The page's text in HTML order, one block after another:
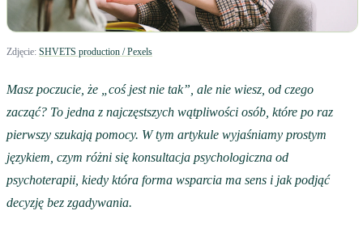
Zdjęcie: SHVETS production / Pexels
Masz poczucie, że „coś jest nie tak”, ale nie wiesz, od czego
zacząć? To jedna z najczęstszych wątpliwości osób, które po raz
pierwszy szukają pomocy. W tym artykule wyjaśniamy prostym
językiem, czym różni się konsultacja psychologiczna od
psychoterapii, kiedy która forma wsparcia ma sens i jak podjąć
decyzję bez zgadywania.